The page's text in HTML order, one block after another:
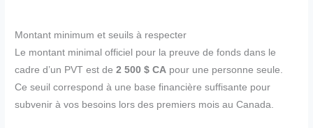
Montant minimum et seuils à respecter
Le montant minimal officiel pour la preuve de fonds dans le
cadre d’un PVT est de2 500 $ CA pour une personne seule.
Ce seuil correspond à une base financière suffisante pour
subvenir à vos besoins lors des premiers mois au Canada.